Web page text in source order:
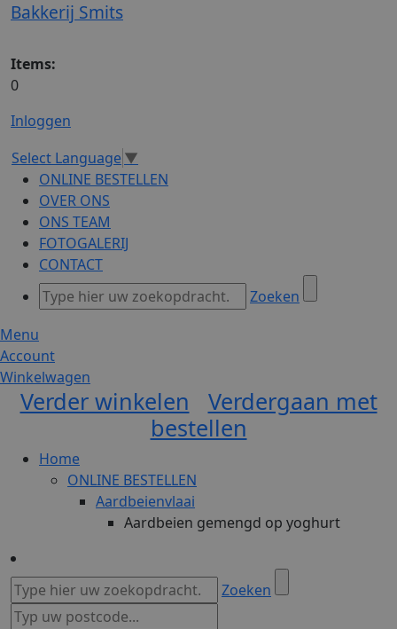
Bakkerij Smits
Items:
0
Inloggen
Select Language▼
ONLINE BESTELLEN
OVER ONS
ONS TEAM
FOTOGALERIJ
CONTACT
Zoeken
Menu
Account
Winkelwagen
Verder winkelen
Verdergaan met
bestellen
Home
ONLINE BESTELLEN
Aardbeienvlaai
Aardbeien gemengd op yoghurt
Zoeken